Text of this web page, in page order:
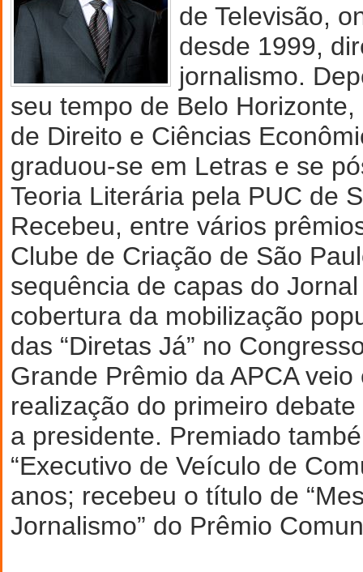
de Televisão,
desde 1999,
jornalismo.
seu tempo de Belo
de Direito e Ciências
graduou-se em Letras e se
Teoria Literária pela PUC de
Recebeu, entre vários
Clube de Criação de São
sequência de capas do
cobertura da mobilização
das “Diretas Já” no
Grande Prêmio da APCA
realização do primeiro
a presidente. Premiado
“Executivo de Veículo de
anos; recebeu o título de
Jornalismo” do Prêmio